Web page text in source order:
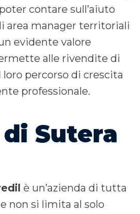
contare sull’aiuto
area manager territoriali
evidente valore
alle rivendite di
percorso di crescita
professionale.
Sutera
è un’azienda di tutta
non si limita al solo